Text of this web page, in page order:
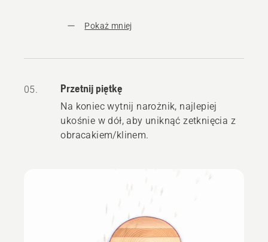
Pokaż mniej
05. Przetnij piętkę
Na koniec wytnij narożnik, najlepiej
ukośnie w dół, aby uniknąć zetknięcia z
obracakiem/klinem.